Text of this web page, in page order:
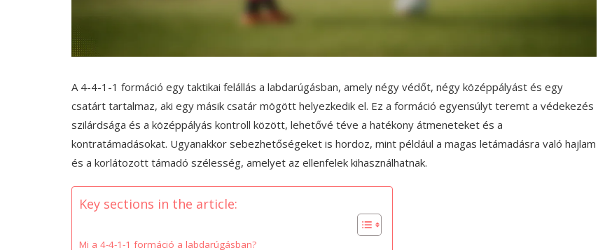
A 4-4-1-1 formáció egy taktikai felállás a labdarúgásban, amely négy védőt, négy középpályást és egy
csatárt tartalmaz, aki egy másik csatár mögött helyezkedik el. Ez a formáció egyensúlyt teremt a védekezés
szilárdsága és a középpályás kontroll között, lehetővé téve a hatékony átmeneteket és a
kontratámadásokat. Ugyanakkor sebezhetőségeket is hordoz, mint például a magas letámadásra való hajlam
és a korlátozott támadó szélesség, amelyet az ellenfelek kihasználhatnak.
Key sections in the article:
Mi a 4-4-1-1 formáció a labdarúgásban?